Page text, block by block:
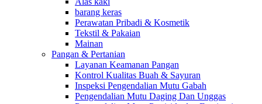
barang keras
Perawatan Pribadi & Kosmetik
Tekstil & Pakaian
Mainan
Pangan & Pertanian
Layanan Keamanan Pangan
Kontrol Kualitas Buah & Sayuran
Inspeksi Pengendalian Mutu Gabah
Pengendalian Mutu Daging Dan Unggas